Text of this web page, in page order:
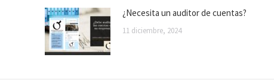
¿Necesita un auditor de cuentas?
11 diciembre, 2024